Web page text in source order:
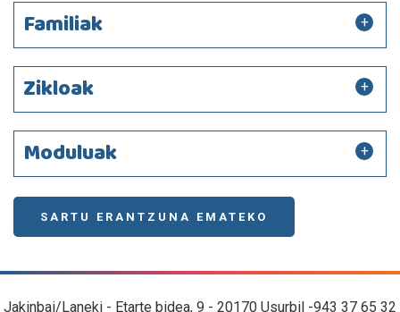
Familiak
Zikloak
Moduluak
SARTU ERANTZUNA EMATEKO
Jakinbai/Laneki - Etarte bidea, 9 - 20170 Usurbil -943 37 65 32